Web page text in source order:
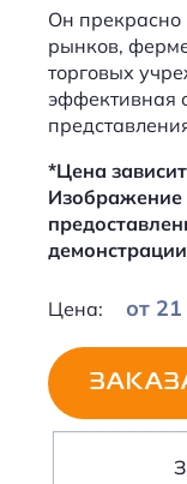
Он прекрасно
рынков,
торговых
эффективная
*Цена
Изображение
Цена: от
Alternative: